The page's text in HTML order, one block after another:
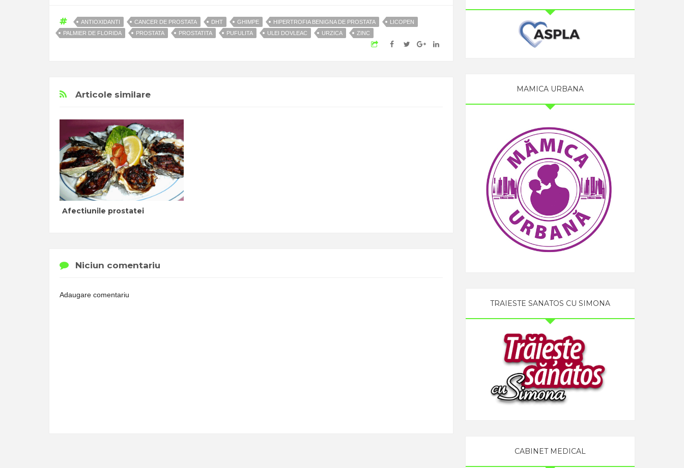
ANTIOXIDANTI CANCER DE PROSTATA DHT GHIMPE HIPERTROFIA BENIGNA DE PROSTATA
LICOPEN
PALMIER DE FLORIDA
PROSTATA PROSTATITA PUFULITA ULEI DOVLEAC URZICA ZINC
Articole similare
Afectiunile prostatei
Niciun comentariu
Adaugare comentariu
MAMICA URBANA
TRAIESTE SANATOS CU SIMONA
CABINET MEDICAL